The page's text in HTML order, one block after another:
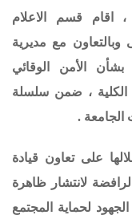
اقام قسم الاعلام
وبالتعاون مع مديرية
الأمن الوقائي
الكلية ، ضمن سلسلة
الجامعة .
على تعاون قيادة
لانتشار ظاهرة
لحماية المجتمع